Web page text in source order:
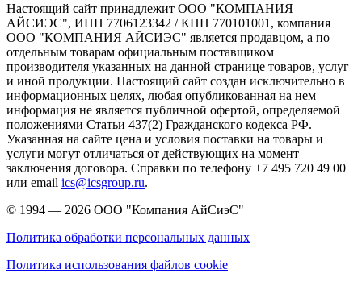
Настоящий сайт принадлежит ООО "КОМПАНИЯ
АЙСИЭС", ИНН 7706123342 / КПП 770101001, компания
ООО "КОМПАНИЯ АЙСИЭС" является продавцом, а по
отдельным товарам официальным поставщиком
производителя указанных на данной странице товаров, услуг
и иной продукции. Настоящий сайт создан исключительно в
информационных целях, любая опубликованная на нем
информация не является публичной офертой, определяемой
положениями Статьи 437(2) Гражданского кодекса РФ.
Указанная на сайте цена и условия поставки на товары и
услуги могут отличаться от действующих на момент
заключения договора. Справки по телефону +7 495 720 49 00
или email ics@icsgroup.ru.
© 1994 — 2026 ООО "Компания АйСиэС"
Политика обработки персональных данных
Политика использования файлов cookie